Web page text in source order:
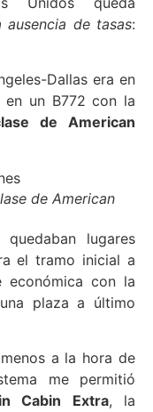
de tasas:
Dallas era en
un B772 con la
de American
de American
lugares
el tramo inicial a
económica con la
plaza a último
a la hora de
me permitió
Cabin Extra, la